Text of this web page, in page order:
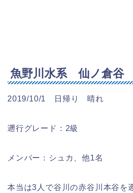
魚野川水系 仙ノ倉谷
2019/10/1 日帰り 晴れ
遡行グレード：2級
メンバー：シュカ、他1名
本当は3人で谷川の赤谷川本谷を